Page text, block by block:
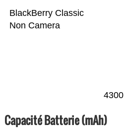
BlackBerry Classic
Non Camera
4300
Capacité Batterie (mAh)